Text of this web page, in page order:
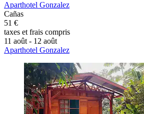
Aparthotel Gonzalez
Cañas
51 €
taxes et frais compris
11 août - 12 août
Aparthotel Gonzalez